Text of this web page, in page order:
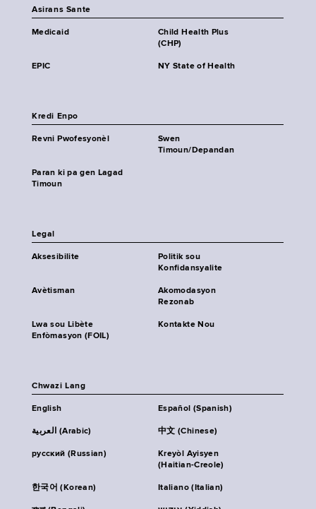
Asirans Sante
Medicaid
Child Health Plus
(CHP)
EPIC NY State of Health
Kredi Enpo
Revni Pwofesyonèl
Swen
Timoun/Depandan
Paran ki pa gen Lagad
Timoun
Legal
Aksesibilite
Politik sou
Konfidansyalite
Avètisman
Akomodasyon
Rezonab
Lwa sou Libète
Enfòmasyon (FOIL)
Kontakte Nou
Chwazi Lang
English Español (Spanish)
العربية (Arabic) 中文 (Chinese)
русский (Russian)
Kreyòl Ayisyen
(Haitian-Creole)
한국어 (Korean) Italiano (Italian)